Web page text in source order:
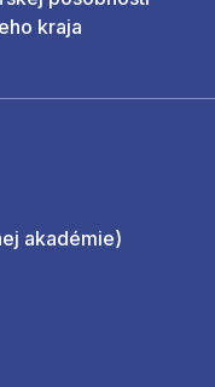
kraja
akadémie)